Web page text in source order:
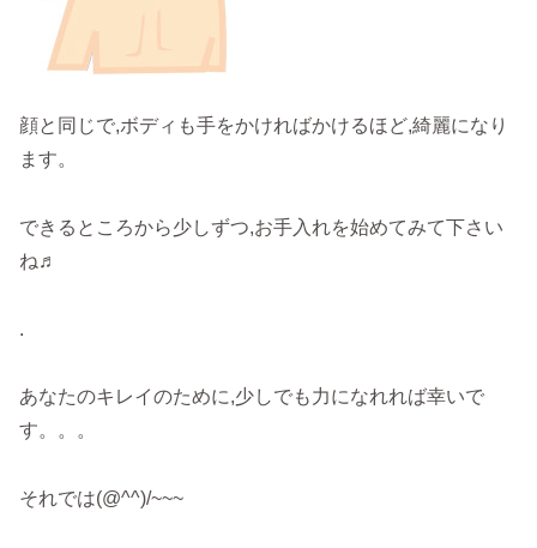
顔と同じで,ボディも手をかければかけるほど,綺麗になり
ます。
できるところから少しずつ,お手入れを始めてみて下さい
ね♬
.
あなたのキレイのために,少しでも力になれれば幸いで
す。。。
それでは(@^^)/~~~